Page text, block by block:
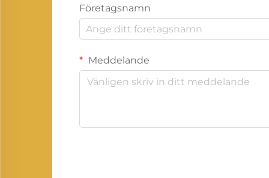
Företagsnamn
Meddelande